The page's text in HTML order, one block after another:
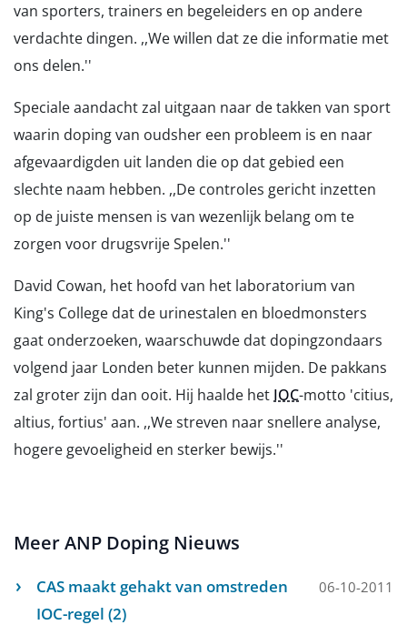
van sporters, trainers en begeleiders en op andere
verdachte dingen. ,,We willen dat ze die informatie met
ons delen.''
Speciale aandacht zal uitgaan naar de takken van sport
waarin doping van oudsher een probleem is en naar
afgevaardigden uit landen die op dat gebied een
slechte naam hebben. ,,De controles gericht inzetten
op de juiste mensen is van wezenlijk belang om te
zorgen voor drugsvrije Spelen.''
David Cowan, het hoofd van het laboratorium van
King's College dat de urinestalen en bloedmonsters
gaat onderzoeken, waarschuwde dat dopingzondaars
volgend jaar Londen beter kunnen mijden. De pakkans
zal groter zijn dan ooit. Hij haalde het IOC-motto 'citius,
altius, fortius' aan. ,,We streven naar snellere analyse,
hogere gevoeligheid en sterker bewijs.''
Meer ANP Doping Nieuws
CAS maakt gehakt van omstreden
IOC-regel (2)
06-10-2011